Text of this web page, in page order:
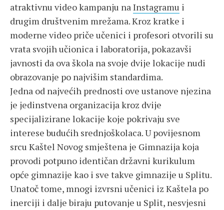
atraktivnu video kampanju naInstagramu i
drugim društvenim mrežama. Kroz kratke i
moderne video priče učenici i profesori otvorili su
vrata svojih učionica i laboratorija, pokazavši
javnosti da ova škola na svoje dvije lokacije nudi
obrazovanje po najvišim standardima.
Jedna od najvećih prednosti ove ustanove njezina
je jedinstvena organizacija kroz dvije
specijalizirane lokacije koje pokrivaju sve
interese budućih srednjoškolaca. U povijesnom
srcu Kaštel Novog smještena je Gimnazija koja
provodi potpuno identičan državni kurikulum
opće gimnazije kao i sve takve gimnazije u Splitu.
Unatoč tome, mnogi izvrsni učenici iz Kaštela po
inerciji i dalje biraju putovanje u Split, nesvjesni